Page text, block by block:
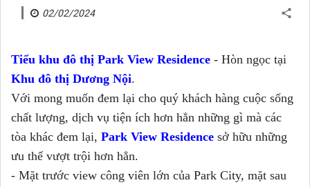
02/02/2024
Tiểu khu đô thị Park View Residence - Hòn ngọc tại
Khu đô thị Dương Nội.
Với mong muốn đem lại cho quý khách hàng cuộc sống
chất lượng, dịch vụ tiện ích hơn hẳn những gì mà các
tòa khác đem lại, Park View Residence sở hữu những
ưu thế vượt trội hơn hẳn.
- Mặt trước view công viên lớn của Park City, mặt sau